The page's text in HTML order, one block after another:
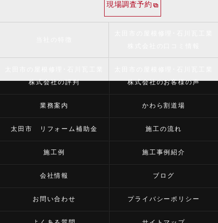
現場調査予約
株式会社の評判
株式会社のお客様の声
業務案内 かわら割道場
太田市 リフォーム補助金 施工の流れ
施工例 施工事例紹介
会社情報 ブログ
お問い合わせ プライバシーポリシー